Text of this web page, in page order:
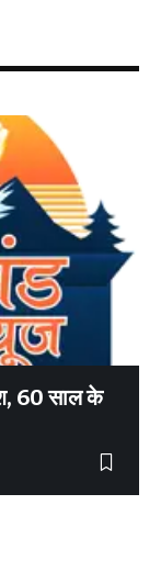
60 साल के